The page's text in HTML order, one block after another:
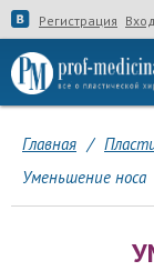
Регистрация Вход
Главная /
Уменьшение носа